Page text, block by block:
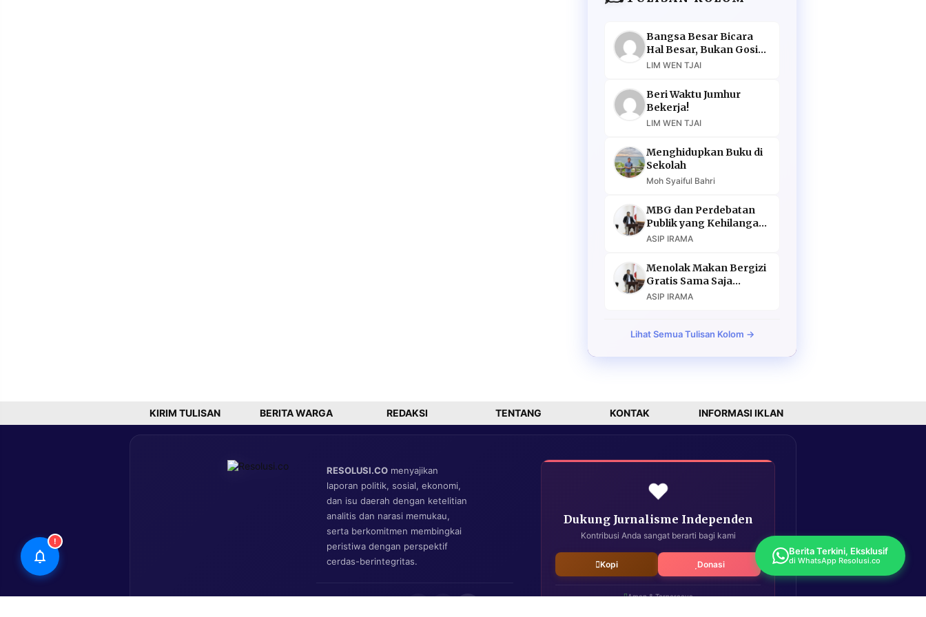
Bangsa Besar Bicara
Hal Besar, Bukan Gosip
Murahan
LIM WEN TJAI
Beri Waktu Jumhur
Bekerja!
LIM WEN TJAI
Menghidupkan Buku di
Sekolah
Moh Syaiful Bahri
MBG dan Perdebatan
Publik yang Kehilangan
Argumen
ASIP IRAMA
Menolak Makan Bergizi
Gratis Sama Saja
Menolak Masa Depan
ASIP IRAMA
Lihat Semua Tulisan Kolom →
KIRIM TULISAN BERITA WARGA REDAKSI TENTANG KONTAK INFORMASI IKLAN
RESOLUSI.CO menyajikan
laporan politik, sosial, ekonomi,
dan isu daerah dengan ketelitian
analitis dan narasi memukau,
serta berkomitmen membingkai
peristiwa dengan perspektif
cerdas-berintegritas.
❤️
Dukung Jurnalisme Independen
Kontribusi Anda sangat berarti bagi kami
Kopi Donasi
Aman & Terpercaya
!
Berita Terkini, Eksklusif
di WhatsApp Resolusi.co